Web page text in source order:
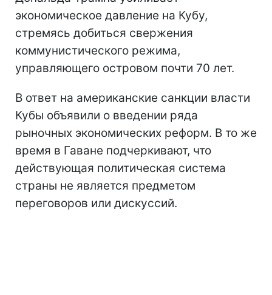
экономическое давление на Кубу,
стремясь добиться свержения
коммунистического режима,
управляющего островом почти 70 лет.
В ответ на американские санкции власти
Кубы объявили о введении ряда
рыночных экономических реформ. В то же
время в Гаване подчеркивают, что
действующая политическая система
страны не является предметом
переговоров или дискуссий.